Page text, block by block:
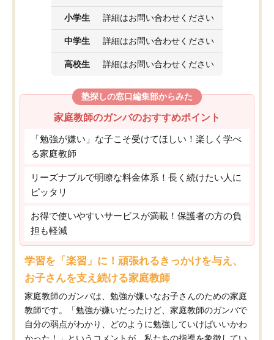
小学生 詳細はお問い合わせください
中学生 詳細はお問い合わせください
高校生 詳細はお問い合わせください
塾探しの窓口編集部からみた
家庭教師のガンバのおすすめポイント
「勉強が嫌い」な子こそ受けてほしい！楽しく学べ
る家庭教師
リーズナブルで明瞭な料金体系！長く続けたい人に
ピッタリ
お得で使いやすいサービスが満載！保護者の方の負
担も軽減
学習を「楽習」に！頑張れるきっかけを与え、
お子さんを支え続ける家庭教師
家庭教師のガンバは、勉強が嫌いなお子さんのための家庭
教師です。「勉強が嫌いだったけど、家庭教師のガンバで
自分の弱点がわかり、どのように勉強していけばいいかわ
かった！」というコメントが、私たちの指導を象徴してい